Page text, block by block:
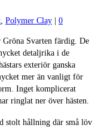
, Polymer Clay 0
Gröna Svarten färdig. De
detaljrika i de
exteriör ganska
mer än vanligt för
Inget komplicerat
ringlat ner över hästen.
stolt hållning där små löv